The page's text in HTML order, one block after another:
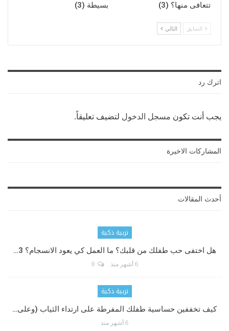
تتعافى منها؟ (3)
بسيطة (3)
السابق التالي
اترك رد
يجب أنت تكون مسجل الدخول لتضيف تعليقاً.
المشاركات الاخيرة
أحدث المقالات
تربية ذكية
هل اختفى حب طفلك من قلبك؟ ما العمل كي يعود الانسجام؟ 3…
6 أشهر منذ 0
تربية ذكية
كيف تخففين حساسية طفلك المفرطة على ارتداء الثياب (وعلى…
6 أشهر منذ